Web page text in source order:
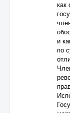
как
и
по